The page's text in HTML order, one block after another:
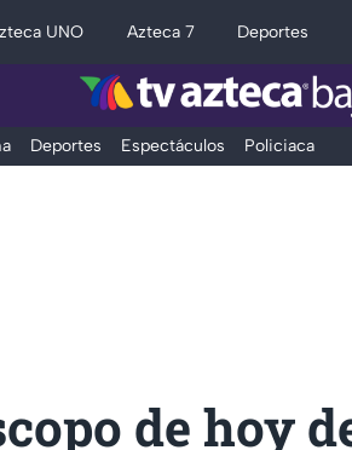
UNO Azteca 7 Deportes
Deportes Espectáculos Policiaca
de hoy